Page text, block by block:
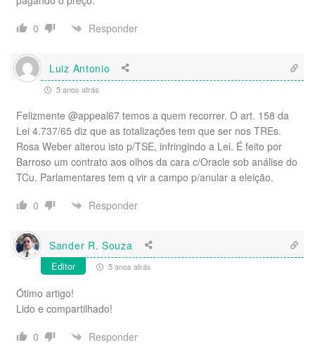
0
Responder
Luiz Antonio
5 anos atrás
Felizmente @appeal67 temos a quem recorrer. O art. 158 da
Lei 4.737/65 diz que as totalizações tem que ser nos TREs.
Rosa Weber alterou isto p/TSE, infringindo a Lei. É feito por
Barroso um contrato aos olhos da cara c/Oracle sob análise do
TCu. Parlamentares tem q vir a campo p/anular a eleição.
0
Responder
Sander R. Souza
Editor 5 anos atrás
Ótimo artigo!
Lido e compartilhado!
0
Responder